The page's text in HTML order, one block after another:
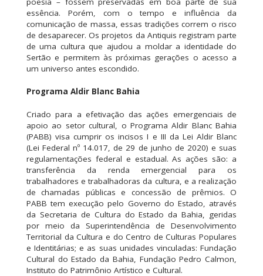
essência. Porém, com o tempo e influência da
comunicação de massa, essas tradições correm o risco
de desaparecer. Os projetos da Antiquis registram parte
de uma cultura que ajudou a moldar a identidade do
Sertão e permitem às próximas gerações o acesso a
um universo antes escondido.
Programa Aldir Blanc Bahia
Criado para a efetivação das ações emergenciais de
apoio ao setor cultural, o Programa Aldir Blanc Bahia
(PABB) visa cumprir os incisos I e III da Lei Aldir Blanc
(Lei Federal nº 14.017, de 29 de junho de 2020) e suas
regulamentações federal e estadual. As ações são: a
transferência da renda emergencial para os
trabalhadores e trabalhadoras da cultura, e a realização
de chamadas públicas e concessão de prêmios. O
PABB tem execução pelo Governo do Estado, através
da Secretaria de Cultura do Estado da Bahia, geridas
por meio da Superintendência de Desenvolvimento
Territorial da Cultura e do Centro de Culturas Populares
e Identitárias; e as suas unidades vinculadas: Fundação
Cultural do Estado da Bahia, Fundação Pedro Calmon,
Instituto do Patrimônio Artístico e Cultural.